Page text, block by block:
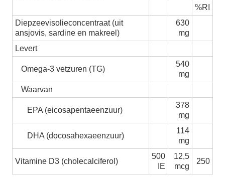
%RI
Diepzeevisolieconcentraat (uit
ansjovis, sardine en makreel)
630
mg
Levert
Omega-3 vetzuren (TG)
540
mg
Waarvan
EPA (eicosapentaeenzuur)
378
mg
DHA (docosahexaeenzuur)
114
mg
Vitamine D3 (cholecalciferol)
500
IE
12,5
mcg
250